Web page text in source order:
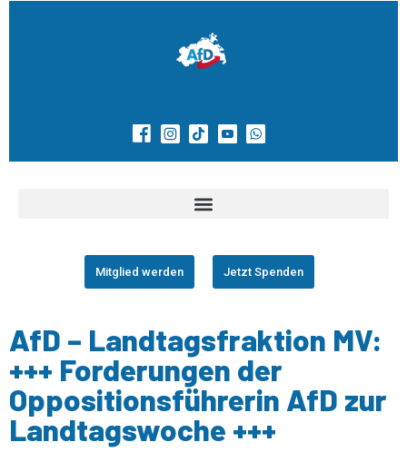
Mitglied werden Jetzt Spenden
AfD – Landtagsfraktion MV:
+++ Forderungen der
Oppositionsführerin AfD zur
Landtagswoche +++